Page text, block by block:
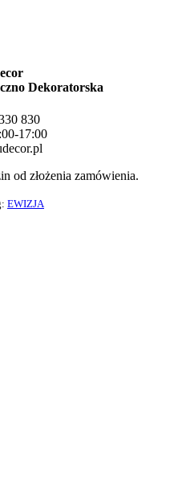
Dekoratorska
830
17:00
od złożenia zamówienia.
EWIZJA